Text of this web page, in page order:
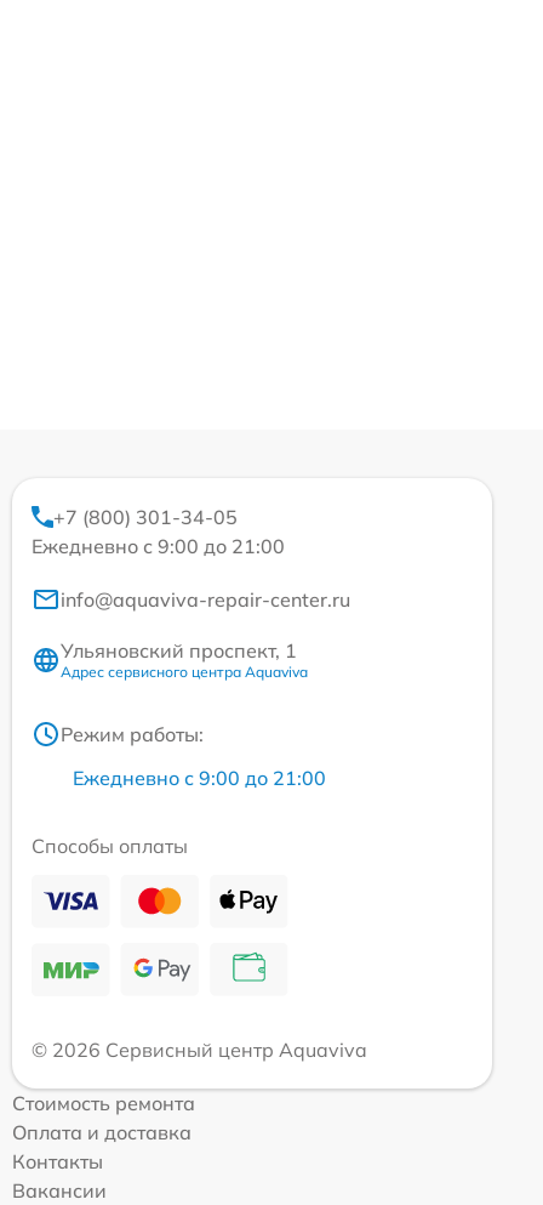
+7 (800) 301-34-05
Ежедневно с 9:00 до 21:00
info@aquaviva-repair-center.ru
Ульяновский проспект, 1
Адрес сервисного центра Aquaviva
Режим работы:
Ежедневно с 9:00 до 21:00
Способы оплаты
© 2026 Сервисный центр Aquaviva
Стоимость ремонта
Оплата и доставка
Контакты
Вакансии